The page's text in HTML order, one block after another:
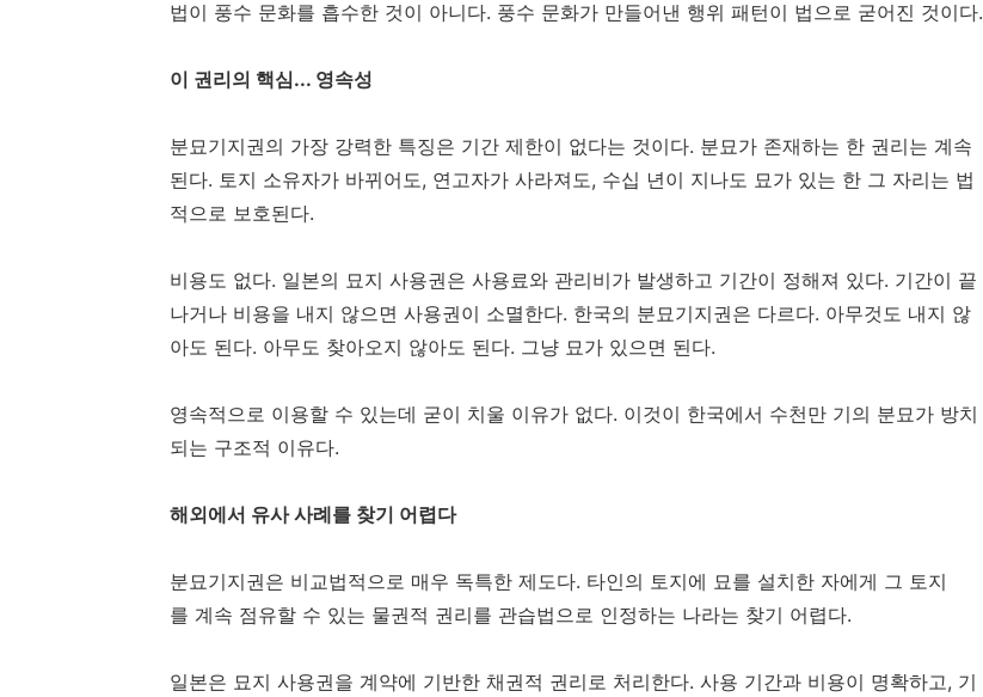
법이 풍수 문화를 흡수한 것이 아니다. 풍수 문화가 만들어낸 행위 패턴이 법으로 굳어진 것이다.
이 권리의 핵심... 영속성
분묘기지권의 가장 강력한 특징은 기간 제한이 없다는 것이다. 분묘가 존재하는 한 권리는 계속
된다. 토지 소유자가 바뀌어도, 연고자가 사라져도, 수십 년이 지나도 묘가 있는 한 그 자리는 법
적으로 보호된다.
비용도 없다. 일본의 묘지 사용권은 사용료와 관리비가 발생하고 기간이 정해져 있다. 기간이 끝
나거나 비용을 내지 않으면 사용권이 소멸한다. 한국의 분묘기지권은 다르다. 아무것도 내지 않
아도 된다. 아무도 찾아오지 않아도 된다. 그냥 묘가 있으면 된다.
영속적으로 이용할 수 있는데 굳이 치울 이유가 없다. 이것이 한국에서 수천만 기의 분묘가 방치
되는 구조적 이유다.
해외에서 유사 사례를 찾기 어렵다
분묘기지권은 비교법적으로 매우 독특한 제도다. 타인의 토지에 묘를 설치한 자에게 그 토지
를 계속 점유할 수 있는 물권적 권리를 관습법으로 인정하는 나라는 찾기 어렵다.
일본은 묘지 사용권을 계약에 기반한 채권적 권리로 처리한다. 사용 기간과 비용이 명확하고, 기